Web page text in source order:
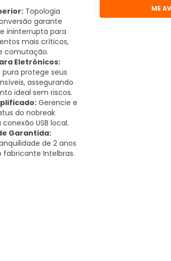
Topologia
garante
ininterrupta para
mais críticos,
comutação.
Eletrônicos:
protege seus
assegurando
ideal sem riscos.
Gerencie e
do nobreak
USB local.
Garantida:
de 2 anos
fabricante Intelbras.
ME